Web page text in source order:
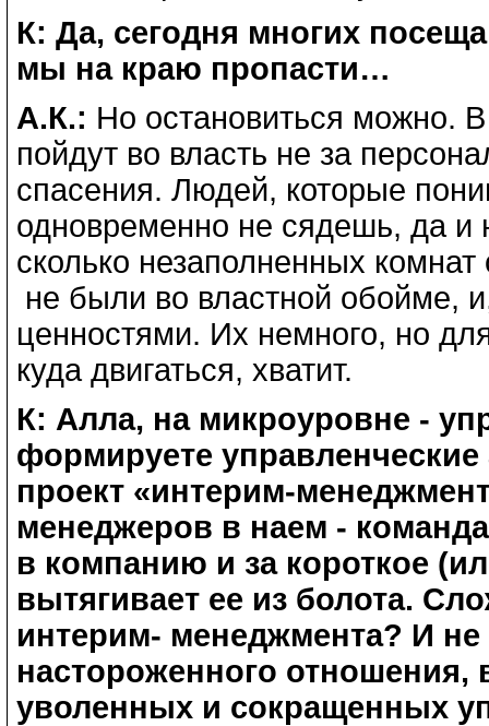
К: Да, сегодня многих
мы на краю пропасти…
А.К.: Но остановиться можно.
пойдут во власть не за
спасения. Людей, которые
одновременно не сядешь, да и
сколько незаполненных
не были во властной обойме,
ценностями. Их немного, но
куда двигаться, хватит.
К: Алла, на микроуровне -
формируете
проект «интерим-
менеджеров в наем -
в компанию и за короткое
вытягивает ее из болота.
интерим- менеджмента? И не
настороженного отношения,
уволенных и сокращенных